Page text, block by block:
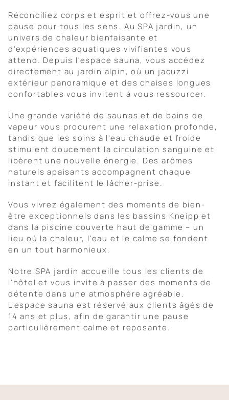
Réconciliez corps et esprit et offrez-vous une
pause pour tous les sens. Au SPA jardin, un
univers de chaleur bienfaisante et
d'expériences aquatiques vivifiantes vous
attend. Depuis l'espace sauna, vous accédez
directement au jardin alpin, où un jacuzzi
extérieur panoramique et des chaises longues
confortables vous invitent à vous ressourcer.
Une grande variété de saunas et de bains de
vapeur vous procurent une relaxation profonde,
tandis que les soins à l'eau chaude et froide
stimulent doucement la circulation sanguine et
libèrent une nouvelle énergie. Des arômes
naturels apaisants accompagnent chaque
instant et facilitent le lâcher-prise.
Vous vivrez également des moments de bien-
être exceptionnels dans les bassins Kneipp et
dans la piscine couverte haut de gamme – un
lieu où la chaleur, l'eau et le calme se fondent
en un tout harmonieux.
Notre SPA jardin accueille tous les clients de
l'hôtel et vous invite à passer des moments de
détente dans une atmosphère agréable.
L'espace sauna est réservé aux clients âgés de
14 ans et plus, afin de garantir une pause
particulièrement calme et reposante.